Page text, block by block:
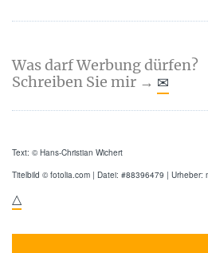
Was darf Werbung dürfen?
Schreiben Sie mir → ✉
Text: © Hans-Christian Wichert
Titelbild © fotolia.com | Datei: #88396479 | Urheber:
△